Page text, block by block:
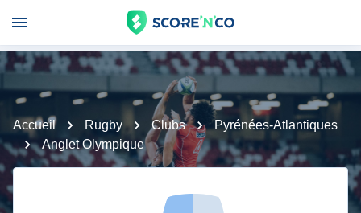
Accueil Rugby Clubs
Pyrénées-Atlantiques
Anglet Olympique